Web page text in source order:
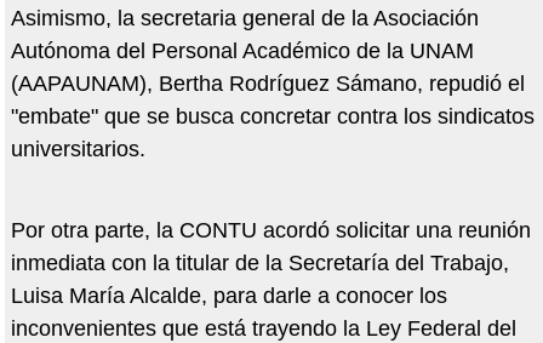
Asimismo, la secretaria general de la Asociación
Autónoma del Personal Académico de la UNAM
(AAPAUNAM), Bertha Rodríguez Sámano, repudió el
"embate" que se busca concretar contra los sindicatos
universitarios.
Por otra parte, la CONTU acordó solicitar una reunión
inmediata con la titular de la Secretaría del Trabajo,
Luisa María Alcalde, para darle a conocer los
inconvenientes que está trayendo la Ley Federal del